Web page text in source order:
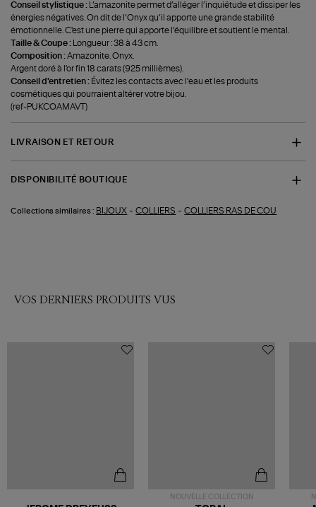
Conseil stylistique : L’amazonite permet d’alléger l’inquiétude et dissiper les
énergies négatives. On dit de l’Onyx qu’il apporte une grande stabilité
émotionnelle. C'est une pierre qui apporte l’équilibre et soutient le mental.
Taille & Coupe :
Longueur : 38 à 43 cm.
Composition :Amazonite. Onyx.
Argent doré à l'or fin 18 carats (925 millièmes).
Conseil d'entretien : Évitez les contacts avec l’eau et les produits
cosmétiques qui pourraient altérer votre bijou.
(ref-PUKCOAMAVT)
LIVRAISON ET RETOUR
DISPONIBILITÉ BOUTIQUE
Collections similaires : BIJOUX -COLLIERS -COLLIERS RAS DE COU
VOS DERNIERS PRODUITS VUS
NOUVELLE COLLECTION